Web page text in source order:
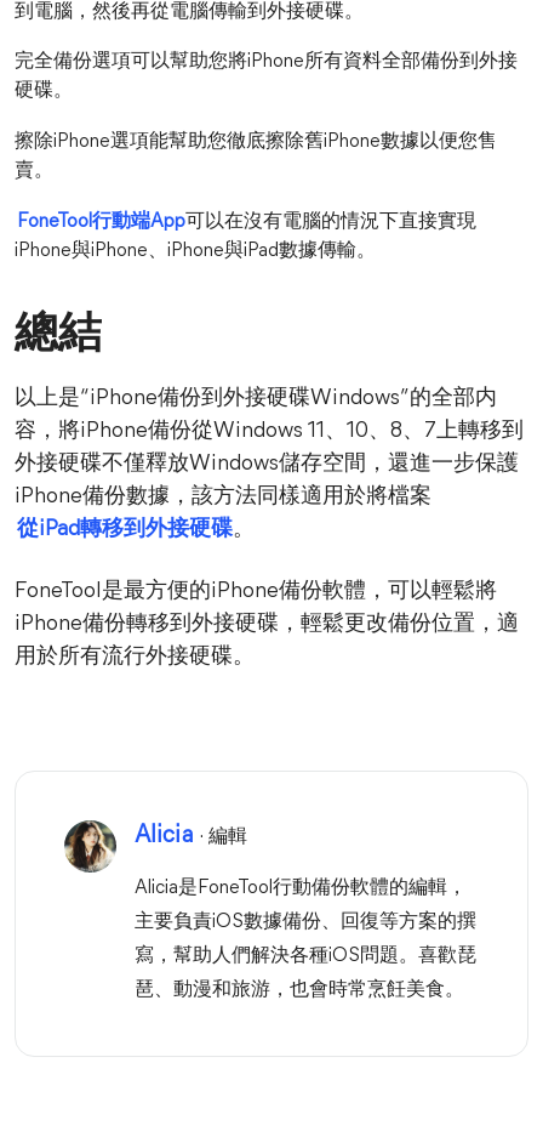
到電腦，然後再從電腦傳輸到外接硬碟。
完全備份選項可以幫助您將iPhone所有資料全部備份到外接
硬碟。
擦除iPhone選項能幫助您徹底擦除舊iPhone數據以便您售
賣。
FoneTool行動端App可以在沒有電腦的情況下直接實現
iPhone與iPhone、iPhone與iPad數據傳輸。
總結
以上是“iPhone備份到外接硬碟Windows”的全部内
容，將iPhone備份從Windows 11、10、8、7上轉移到
外接硬碟不僅釋放Windows儲存空間，還進一步保護
iPhone備份數據，該方法同樣適用於將檔案
從iPad轉移到外接硬碟。
FoneTool是最方便的iPhone備份軟體，可以輕鬆將
iPhone備份轉移到外接硬碟，輕鬆更改備份位置，適
用於所有流行外接硬碟。
Alicia · 編輯
Alicia是FoneTool行動備份軟體的編輯，
主要負責iOS數據備份、回復等方案的撰
寫，幫助人們解決各種iOS問題。喜歡琵
琶、動漫和旅游，也會時常烹飪美食。